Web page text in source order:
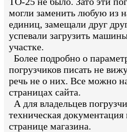
могли заменить любую из
единиц, замещали друг
успевали загрузить
участке.
Более подробно о
погрузчиков писать не
речь не о них. Все можно
страницах сайта.
А для владельцев
техническая документация
странице магазина.